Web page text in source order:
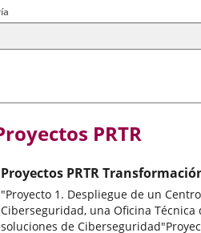
PRTR
Proyectos PRTR
"Proyecto 1. Despliegue de un
Ciberseguridad, una Oficina Técnica
soluciones de